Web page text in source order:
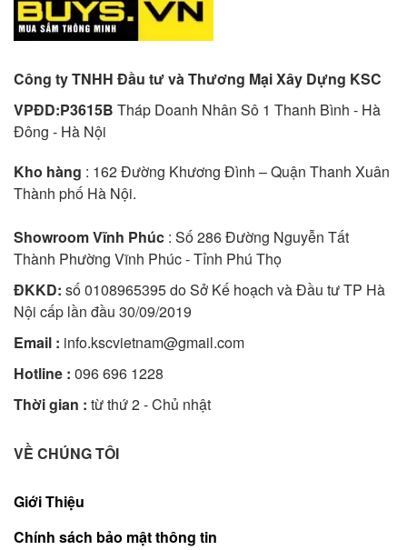
Công ty TNHH Đầu tư và Thương Mại Xây Dựng KSC
VPĐD:P3615B Tháp Doanh Nhân Sô 1 Thanh Bình - Hà
Đông - Hà Nội
Kho hàng : 162 Đường Khương Đình – Quận Thanh Xuân
Thành phố Hà Nội.
Showroom Vĩnh Phúc : Số 286 Đường Nguyễn Tất
Thành Phường Vĩnh Phúc - Tỉnh Phú Thọ
ĐKKD: số 0108965395 do Sở Kế hoạch và Đầu tư TP Hà
Nội cấp lần đầu 30/09/2019
Email : info.kscvietnam@gmail.com
Hotline : 096 696 1228
Thời gian : từ thứ 2 - Chủ nhật
VỀ CHÚNG TÔI
Giới Thiệu
Chính sách bảo mật thông tin